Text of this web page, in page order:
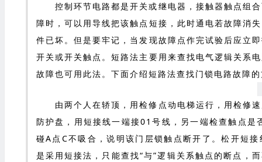
控制环节电路都是开关或继电器，接触器触点组
障时，可以用导线把该触点短接，此时通电若故障消
件已坏。但是要牢记，当发现故障点作完试验后应立
开关或开关触点。短路法主要用来查找电气逻辑关系
故障也可用此法。下面介绍短路法查找门锁电路故障
由两个人在轿顶，用检修点动电梯运行，用检修
防护盘，用短接线一端接01号线，另一端检查触点是
碰A点C不吸合，说明该门层锁触点断开了。松开短
是采用短接法，只能查找“与”逻辑关系触点的断点，